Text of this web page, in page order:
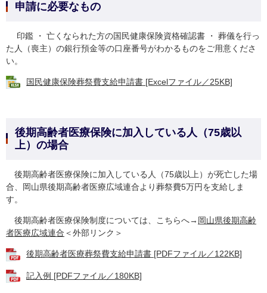
申請に必要なもの
印鑑 ・ 亡くなられた方の国民健康保険資格確認書 ・ 葬儀を行っ
た人（喪主）の銀行預金等の口座番号がわかるものをご用意くださ
い。
国民健康保険葬祭費支給申請書 [Excelファイル／25KB]
後期高齢者医療保険に加入している人（75歳以
上）の場合
後期高齢者医療保険に加入している人（75歳以上）が死亡した場
合、岡山県後期高齢者医療広域連合より葬祭費5万円を支給しま
す。
後期高齢者医療保険制度については、こちらへ→ 岡山県後期高齢
者医療広域連合 ＜外部リンク＞
後期高齢者医療葬祭費支給申請書 [PDFファイル／122KB]
記入例 [PDFファイル／180KB]